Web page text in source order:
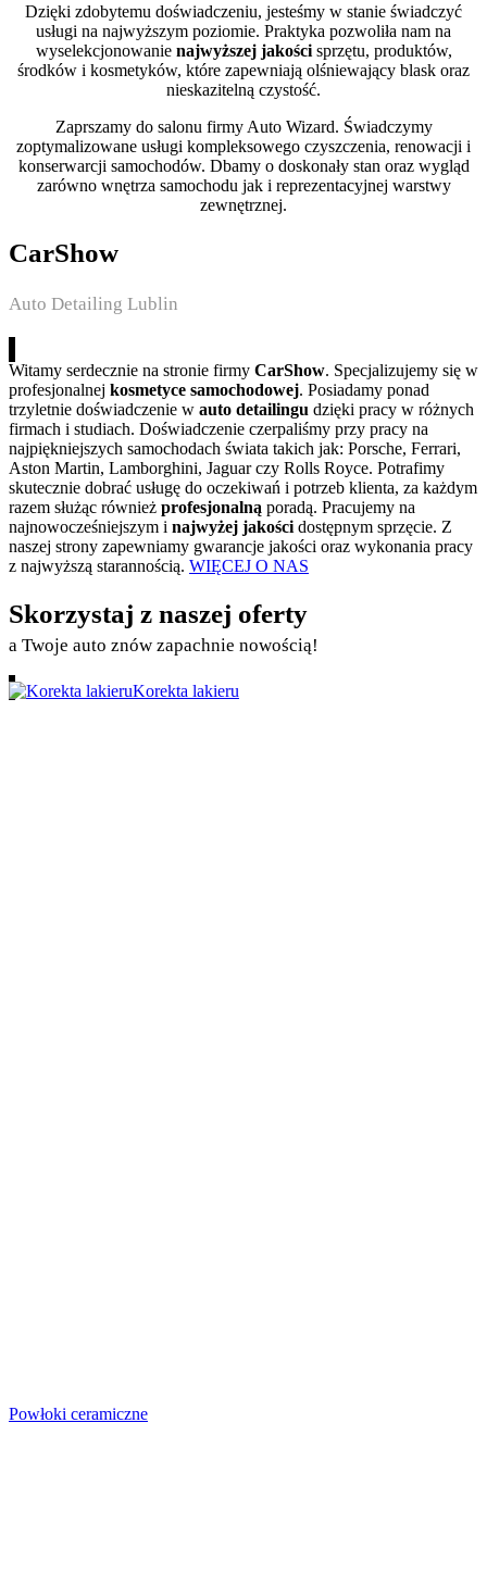
Dzięki zdobytemu doświadczeniu, jesteśmy w stanie świadczyć
usługi na najwyższym poziomie. Praktyka pozwoliła nam na
wyselekcjonowanie najwyższej jakościsprzętu, produktów,
środków i kosmetyków, które zapewniają olśniewający blask oraz
nieskazitelną czystość.
Zaprszamy do salonu firmy Auto Wizard. Świadczymy
zoptymalizowane usługi kompleksowego czyszczenia, renowacji i
konserwarcji samochodów. Dbamy o doskonały stan oraz wygląd
zarówno wnętrza samochodu jak i reprezentacyjnej warstwy
zewnętrznej.
CarShow
Auto Detailing Lublin
Witamy serdecznie na stronie firmy CarShow. Specjalizujemy się w
profesjonalnej kosmetyce samochodowej. Posiadamy ponad
trzyletnie doświadczenie w auto detailingu dzięki pracy w różnych
firmach i studiach. Doświadczenie czerpaliśmy przy pracy na
najpiękniejszych samochodach świata takich jak: Porsche, Ferrari,
Aston Martin, Lamborghini, Jaguar czy Rolls Royce. Potrafimy
skutecznie dobrać usługę do oczekiwań i potrzeb klienta, za każdym
razem służąc również profesjonalną poradą. Pracujemy na
najnowocześniejszym i najwyżej jakości dostępnym sprzęcie. Z
naszej strony zapewniamy gwarancje jakości oraz wykonania pracy
z najwyższą starannością. WIĘCEJ O NAS
Skorzystaj z naszej oferty
a Twoje auto znów zapachnie nowością!
Korekta lakieru
Powłoki ceramiczne